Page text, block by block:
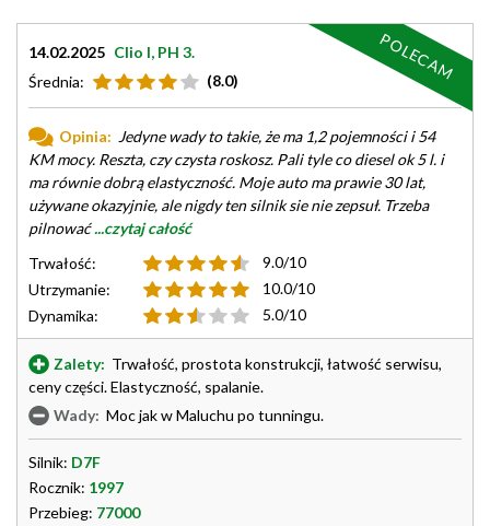
14.02.2025 Clio I, PH 3.
Średnia:
(8.0)
Opinia: Jedyne wady to takie, że ma 1,2 pojemności i 54
KM mocy. Reszta, czy czysta roskosz. Pali tyle co diesel ok 5 l. i
ma równie dobrą elastyczność. Moje auto ma prawie 30 lat,
używane okazyjnie, ale nigdy ten silnik sie nie zepsuł. Trzeba
pilnować...czytaj całość
Trwałość:
9.0/10
Utrzymanie:
10.0/10
Dynamika:
5.0/10
Zalety: Trwałość, prostota konstrukcji, łatwość serwisu,
ceny części. Elastyczność, spalanie.
Wady: Moc jak w Maluchu po tunningu.
Silnik: D7F
Rocznik: 1997
Przebieg: 77000
POLECAM